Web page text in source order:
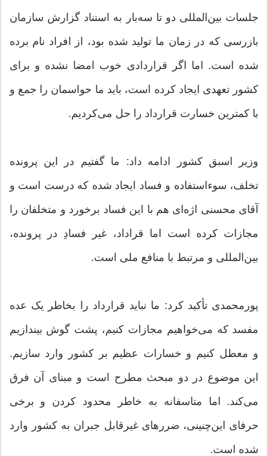
جلسات بین‌المللی دو تا سه‌بار به استناد گزارش سازمان
بازرسی که در زمان ما تولید شده بود، از افراد نام برده
شده است. اما اگر قراردادی خوب امضا نشده و برای
کشور تعهدی ایجاد کرده است، باید ما حواسمان را جمع و
با کمترین خسارت قرارداد را حل می‌کردیم.
وزیر اسبق کشور ادامه داد: ما گفتیم در این پرونده
تخلف، سوءاستفاده و فساد ایجاد شده که درست است و
آقای محسنی اژه‌ای هم با این فساد برخورد و متخلفان را
مجازات کرده است اما قراداد، غیر فسادِ در پرونده،
بین‌المللی و مرتبط با منافع ملی است.
پورمحمدی تأکید کرد: ما نباید قرارداد را بخاطر یک عده
مفسد که می‌خواهیم مجازات کنیم، پشت گوش بیندازیم
و معطل کنیم و خسارات عظیم بر کشور وارد سازیم.
این موضوع در دو مبحث مطرح است و مبنای آن فرق
می‌کند. اما متاسفانه به خاطر محدود کردن و برخی
حرفای این‌چنینی، ضررهای غیرقابل جبران به کشور وارد
شده است.